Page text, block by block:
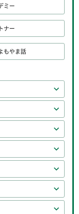
ミー
ナー
もやま話